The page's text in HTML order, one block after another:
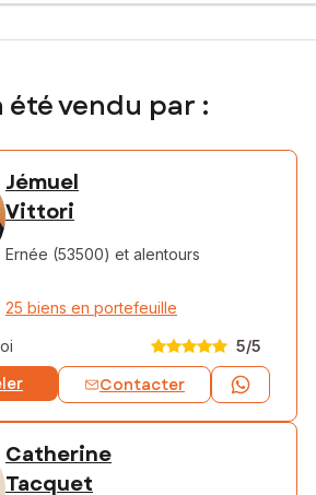
été vendu par :
Jémuel
Vittori
Ernée (53500) et alentours
25 biens en portefeuille
5/5
Contacter
Catherine
Tacquet